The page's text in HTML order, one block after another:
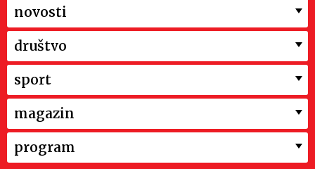
novosti
društvo
sport
magazin
program